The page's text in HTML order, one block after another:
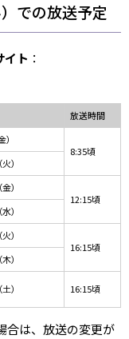
での放送予定
イト ：
放送時間
8:35頃
）
）
12:15頃
）
）
16:15頃
）
） 16:15頃
合は、放送の変更が